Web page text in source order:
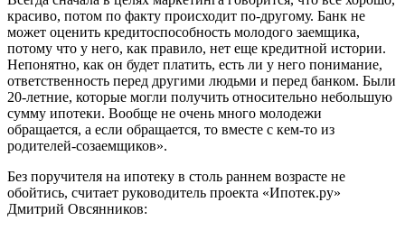
красиво, потом по факту происходит по-другому. Банк не
может оценить кредитоспособность молодого заемщика,
потому что у него, как правило, нет еще кредитной истории.
Непонятно, как он будет платить, есть ли у него понимание,
ответственность перед другими людьми и перед банком. Были
20-летние, которые могли получить относительно небольшую
сумму ипотеки. Вообще не очень много молодежи
обращается, а если обращается, то вместе с кем-то из
родителей-созаемщиков».
Без поручителя на ипотеку в столь раннем возрасте не
обойтись, считает руководитель проекта «Ипотек.ру»
Дмитрий Овсянников: